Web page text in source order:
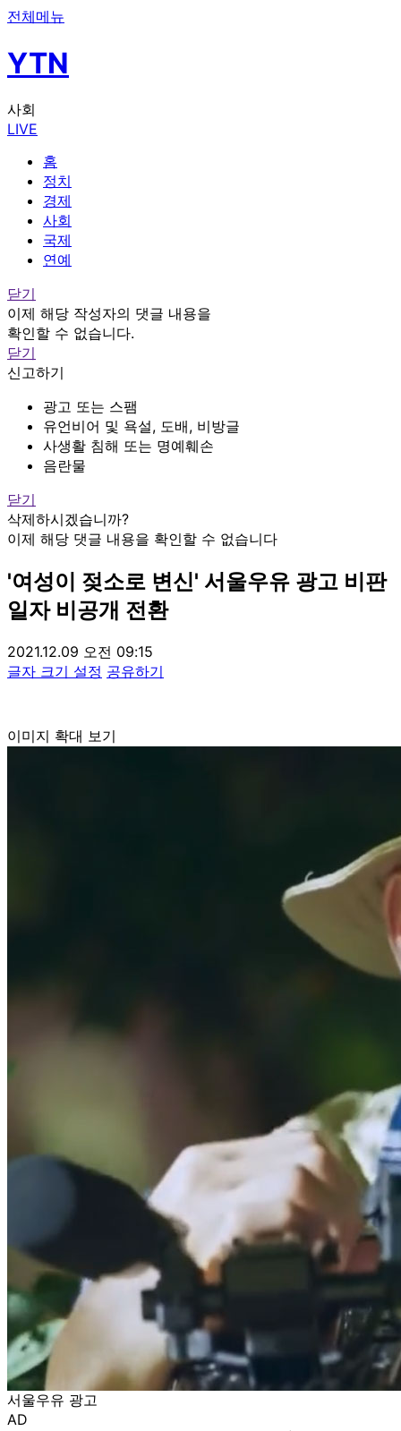
전체메뉴
YTN
사회
LIVE
홈
정치
경제
사회
국제
연예
닫기
이제 해당 작성자의 댓글 내용을
확인할 수 없습니다.
닫기
신고하기
광고 또는 스팸
유언비어 및 욕설, 도배, 비방글
사생활 침해 또는 명예훼손
음란물
닫기
삭제하시겠습니까?
이제 해당 댓글 내용을 확인할 수 없습니다
'여성이 젖소로 변신' 서울우유 광고 비판
일자 비공개 전환
2021.12.09 오전 09:15
글자 크기 설정 공유하기
이미지 확대 보기
서울우유 광고
AD